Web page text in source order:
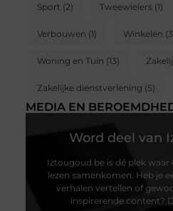
Sport (2) Tweewielers(1)
Verbouwen (1) Winkelen
Woning en Tuin (13)
Zakelijke dienstverlening (5)
MEDIA EN
Word deel van
Iztougoud.be is dé plek
lezen samenkomen. Heb je
verhalen vertellen of
inspirerende content?